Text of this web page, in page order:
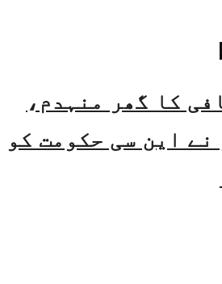
کا گھر منہدم،
نے این سی حکومت کو